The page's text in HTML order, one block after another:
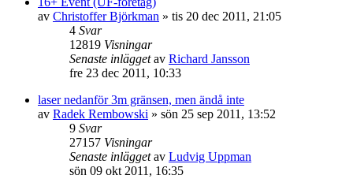
av Christoffer Björkman » tis 20 dec 2011, 21:05
4 Svar
12819 Visningar
Senaste inläggetav Richard Jansson
fre 23 dec 2011, 10:33
laser nedanför 3m gränsen, men ändå inte
av Radek Rembowski » sön 25 sep 2011, 13:52
9 Svar
27157 Visningar
Senaste inläggetav Ludvig Uppman
sön 09 okt 2011, 16:35